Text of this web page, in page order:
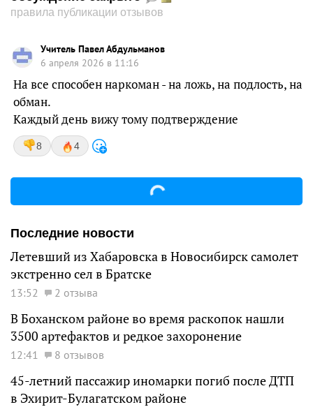
правила публикации отзывов
Учитель Павел Абдульманов
6 апреля 2026 в 11:16
На все способен наркоман - на ложь, на подлость, на
обман.
Каждый день вижу тому подтверждение
8 4
Последние новости
Летевший из Хабаровска в Новосибирск самолет
экстренно сел в Братске
13:52 2 отзыва
В Боханском районе во время раскопок нашли
3500 артефактов и редкое захоронение
12:41 8 отзывов
45-летний пассажир иномарки погиб после ДТП
в Эхирит-Булагатском районе